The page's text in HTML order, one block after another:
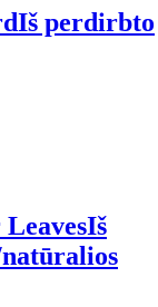
Iš perdirbto
Iš
natūralios